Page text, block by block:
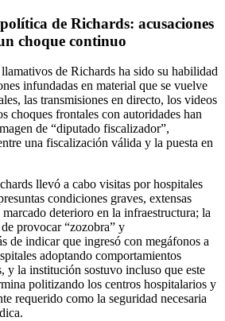
de Richards: acusaciones
choque continuo
de Richards ha sido su habilidad
infundadas en material que se vuelve
las transmisiones en directo, los videos
choques frontales con autoridades han
de “diputado fiscalizador”,
una fiscalización válida y la puesta en
llevó a cabo visitas por hospitales
condiciones graves, extensas
deterioro en la infraestructura; la
provocar “zozobra” y
de indicar que ingresó con megáfonos a
adoptando comportamientos
y la institución sostuvo incluso que este
politizando los centros hospitalarios y
requerido como la seguridad necesaria